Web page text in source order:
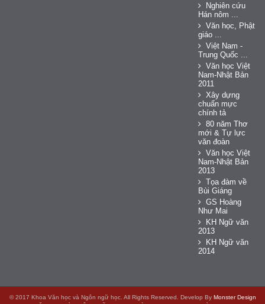
Nghiên cứu
Hán nôm ...
Văn học, Phật
giáo ...
Việt Nam -
Trung Quốc ...
Văn học Việt
Nam-Nhật Bản
2011
Xây dựng
chuẩn mực
chính tả
80 năm Thơ
mới & Tự lực
văn đoàn
Văn học Việt
Nam-Nhật Bản
2013
Tọa đàm về
Bùi Giáng
GS Hoàng
Như Mai
KH Ngữ văn
2013
KH Ngữ văn
2014
© 2017 Khoa Văn học và Ngôn ngữ học. All Rights Reserved. Develop By Monster Design